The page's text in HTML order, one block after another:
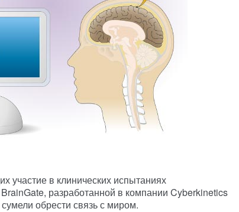
участие в клинических испытаниях
разработанной в компании Cyberkinetics
обрести связь с миром.